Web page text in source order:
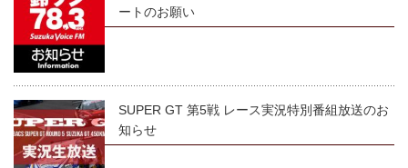
ートのお願い
SUPER GT 第5戦 レース実況特別番組放送のお
知らせ